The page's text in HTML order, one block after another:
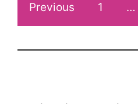
Previous 1 …